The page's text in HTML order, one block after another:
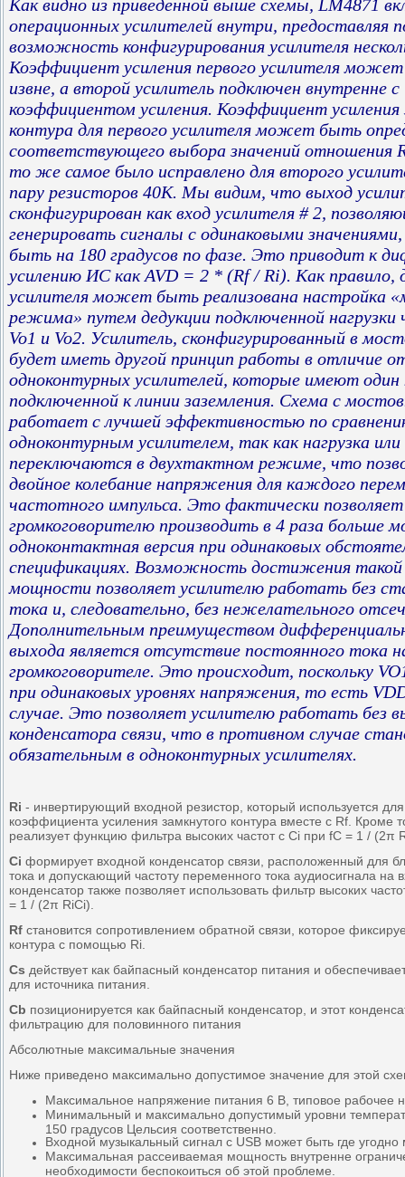
Как видно из приведенной выше схемы, LM4871
операционных усилителей внутри, предоставляя
возможность конфигурирования усилителя
Коэффициент усиления первого усилителя может
извне, а второй усилитель подключен внутренне
коэффициентом усиления. Коэффициент усиления
контура для первого усилителя может быть
соответствующего выбора значений отношения
то же самое было исправлено для второго
пару резисторов 40K. Мы видим, что выход
сконфигурирован как вход усилителя # 2,
генерировать сигналы с одинаковыми
быть на 180 градусов по фазе. Это приводит к
усилению ИС как AVD = 2 * (Rf / Ri). Как правило,
усилителя может быть реализована настройка
режима» путем дедукции подключенной нагрузки
Vo1 и Vo2. Усилитель, сконфигурированный в
будет иметь другой принцип работы в отличие
одноконтурных усилителей, которые имеют один
подключенной к линии заземления. Схема с
работает с лучшей эффективностью по
одноконтурным усилителем, так как нагрузка или
переключаются в двухтактном режиме, что
двойное колебание напряжения для каждого
частотного импульса. Это фактически позволяет
громкоговорителю производить в 4 раза больше
одноконтактная версия при одинаковых
спецификациях. Возможность достижения
мощности позволяет усилителю работать без
тока и, следовательно, без нежелательного
Дополнительным преимуществом
выхода является отсутствие постоянного тока
громкоговорителе. Это происходит, поскольку
при одинаковых уровнях напряжения, то есть
случае. Это позволяет усилителю работать без
конденсатора связи, что в противном случае
обязательным в одноконтурных усилителях.
Ri - инвертирующий входной резистор, который используется для
коэффициента усиления замкнутого контура вместе с Rf. Кроме
реализует функцию фильтра высоких частот с Ci при fC = 1 / (2π
Ci формирует входной конденсатор связи, расположенный для
тока и допускающий частоту переменного тока аудиосигнала на
конденсатор также позволяет использовать фильтр высоких
= 1 / (2π RiCi).
Rf становится сопротивлением обратной связи, которое
контура с помощью Ri.
Cs действует как байпасный конденсатор питания и
для источника питания.
Cb позиционируется как байпасный конденсатор, и этот
фильтрацию для половинного питания
Абсолютные максимальные значения
Ниже приведено максимально допустимое значение для этой
Максимальное напряжение питания 6 В, типовое рабочее
Минимальный и максимально допустимый уровни
150 градусов Цельсия соответственно.
Входной музыкальный сигнал с USB может быть где
Максимальная рассеиваемая мощность внутренне
необходимости беспокоиться об этой проблеме.